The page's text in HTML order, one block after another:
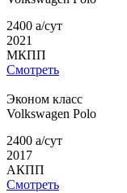
2400 a/сут
2021
МКПП
Смотреть
Эконом класс
Volkswagen Polo
2400 a/сут
2017
АКПП
Смотреть